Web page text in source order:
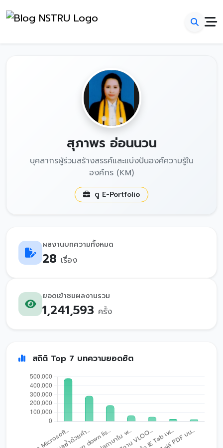
สุภาพร อ่อนนวน
บุคลากรผู้ร่วมสร้างสรรค์และแบ่งปันองค์ความรู้ใน
องค์กร (KM)
ดู E-Portfolio
ผลงานบทความทั้งหมด
28 เรื่อง
ยอดเข้าชมผลงานรวม
1,241,593 ครั้ง
สถิติ Top 7 บทความยอดฮิต